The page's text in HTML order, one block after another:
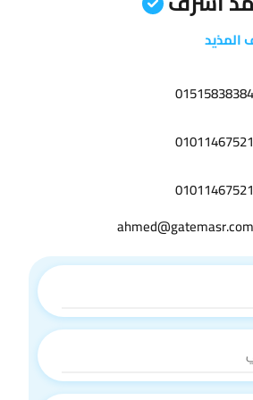
المذيد
01515838384
01011467521
01011467521
ahmed@gatemasr.com